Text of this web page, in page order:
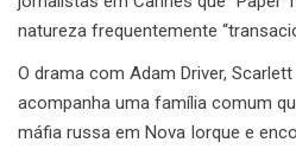
natureza frequentemente
O drama com Adam Driver,
acompanha uma família comum
máfia russa em Nova Iorque e